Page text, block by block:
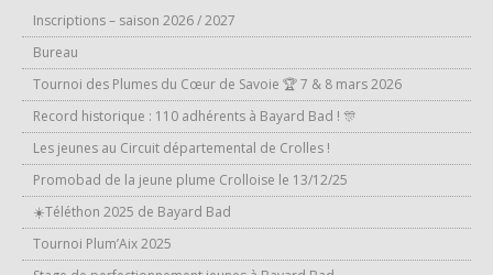
Inscriptions – saison 2026 / 2027
Bureau
Tournoi des Plumes du Cœur de Savoie 🏆 7 & 8 mars 2026
Record historique : 110 adhérents à Bayard Bad ! 🎊
Les jeunes au Circuit départemental de Crolles !
Promobad de la jeune plume Crolloise le 13/12/25
☀️Téléthon 2025 de Bayard Bad
Tournoi Plum’Aix 2025